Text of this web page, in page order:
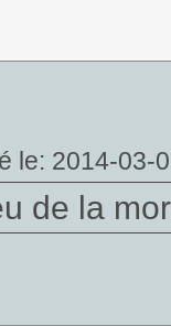
le: 2014-03-
de la